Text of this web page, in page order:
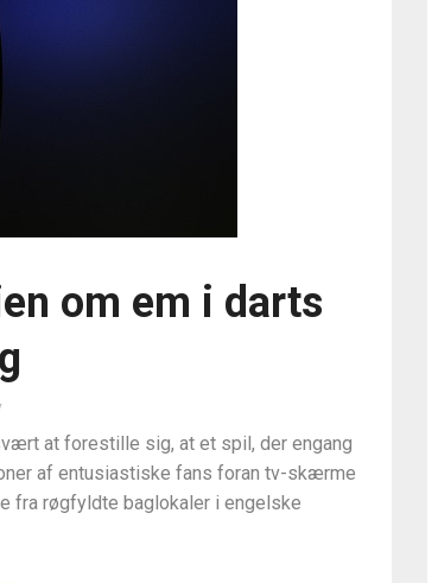
om em i darts
at forestille sig, at et spil, der engang
af entusiastiske fans foran tv-skærme
fra røgfyldte baglokaler i engelske